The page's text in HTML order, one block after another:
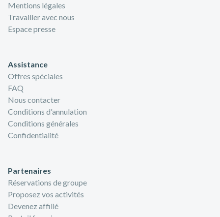
Mentions légales
Travailler avec nous
Espace presse
Assistance
Offres spéciales
FAQ
Nous contacter
Conditions d'annulation
Conditions générales
Confidentialité
Partenaires
Réservations de groupe
Proposez vos activités
Devenez affilié